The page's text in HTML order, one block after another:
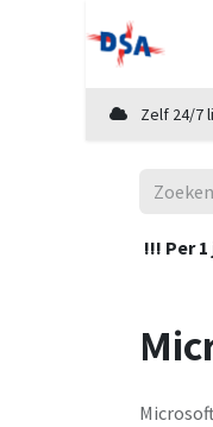
Zelf 24/7
!!! Per